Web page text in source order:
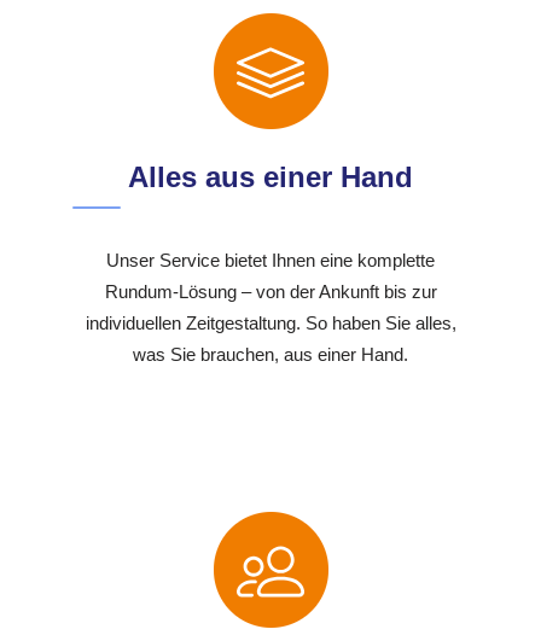
Alles aus einer Hand
Unser Service bietet Ihnen eine komplette
Rundum-Lösung – von der Ankunft bis zur
individuellen Zeitgestaltung. So haben Sie alles,
was Sie brauchen, aus einer Hand.